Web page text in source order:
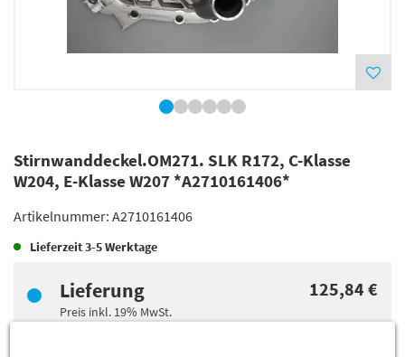
Stirnwanddeckel.OM271. SLK R172, C-Klasse
W204, E-Klasse W207 *A2710161406*
Artikelnummer: A2710161406
Lieferzeit3-5 Werktage
Lieferung
Preis inkl. 19% MwSt.
125,84 €